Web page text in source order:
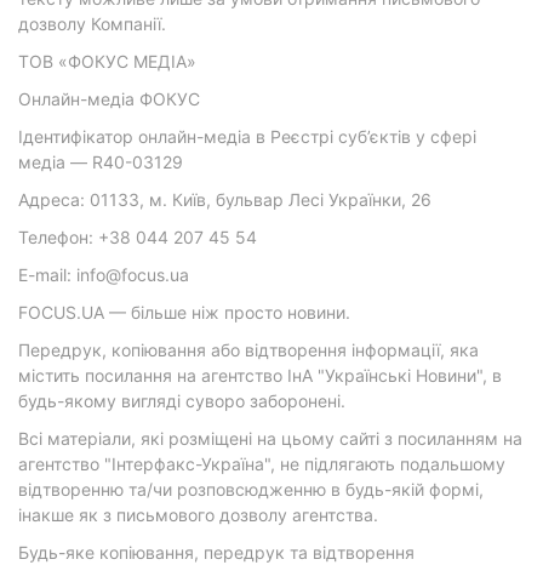
дозволу Компанії.
ТОВ «ФОКУС МЕДІА»
Онлайн-медіа ФОКУС
Ідентифікатор онлайн-медіа в Реєстрі суб’єктів у сфері
медіа — R40-03129
Адреса: 01133, м. Київ, бульвар Лесі Українки, 26
Телефон: +38 044 207 45 54
E-mail: info@focus.ua
FOCUS.UA — більше ніж просто новини.
Передрук, копіювання або відтворення інформації, яка
містить посилання на агентство ІнА "Українські Новини", в
будь-якому вигляді суворо заборонені.
Всі матеріали, які розміщені на цьому сайті з посиланням на
агентство "Інтерфакс-Україна", не підлягають подальшому
відтворенню та/чи розповсюдженню в будь-якій формі,
інакше як з письмового дозволу агентства.
Будь-яке копіювання, передрук та відтворення